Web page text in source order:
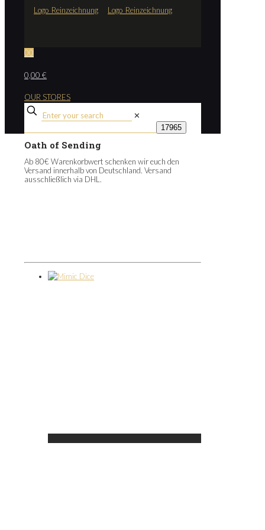
00
0,00 €
OUR STORES
✕
Oath of Sending
Ab 80€ Warenkorbwert schenken wir euch den
Versand innerhalb von Deutschland. Versand
ausschließlich via DHL.